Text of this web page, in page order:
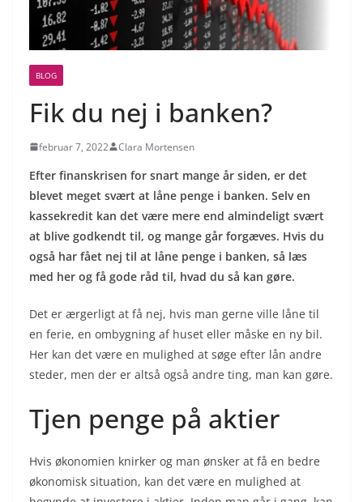
BLOG
Fik du nej i banken?
februar 7, 2022 Clara Mortensen
Efter finanskrisen for snart mange år siden, er det
blevet meget svært at låne penge i banken. Selv en
kassekredit kan det være mere end almindeligt svært
at blive godkendt til, og mange går forgæves. Hvis du
også har fået nej til at låne penge i banken, så læs
med her og få gode råd til, hvad du så kan gøre.
Det er ærgerligt at få nej, hvis man gerne ville låne til
en ferie, en ombygning af huset eller måske en ny bil.
Her kan det være en mulighed at søge efter lån andre
steder, men der er altså også andre ting, man kan gøre.
Tjen penge på aktier
Hvis økonomien knirker og man ønsker at få en bedre
økonomisk situation, kan det være en mulighed at